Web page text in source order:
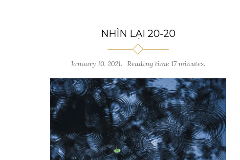
NHÌN LẠI 20-20
January 10, 2021. Reading time 17 minutes.